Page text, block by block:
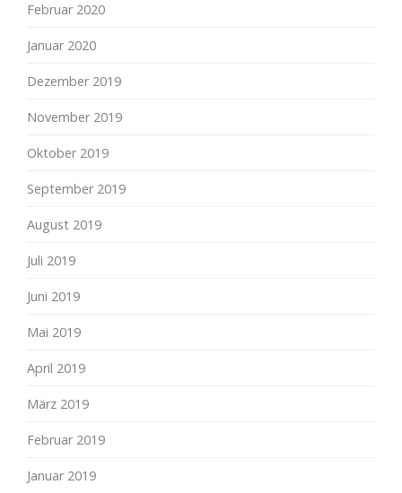
Februar 2020
Januar 2020
Dezember 2019
November 2019
Oktober 2019
September 2019
August 2019
Juli 2019
Juni 2019
Mai 2019
April 2019
März 2019
Februar 2019
Januar 2019